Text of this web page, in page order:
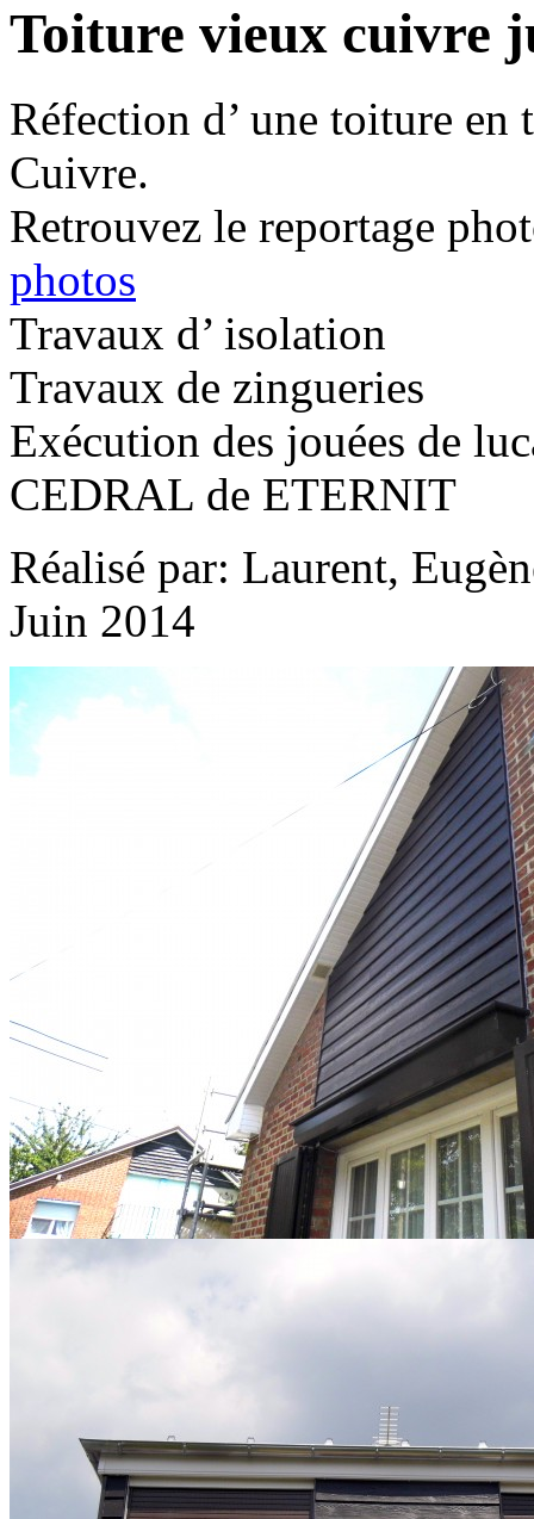
Toiture vieux cuivre
Réfection d’ une toiture
Cuivre.
Retrouvez le reportage
photos
Travaux d’ isolation
Travaux de zingueries
Exécution des jouées de
CEDRAL de ETERNIT
Réalisé par: Laurent,
Juin 2014